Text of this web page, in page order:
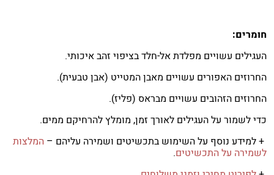
חומרים:
העגילים עשויים מפלדת אל-חלד בציפוי זהב איכותי.
החרוזים האפורים עשויים מאבן המטייט (אבן טבעית).
החרוזים הזהובים עשויים מבראס (פליז).
כדי לשמור על העגילים לאורך זמן, מומלץ להרחיקם ממים.
+ למידע נוסף על השימוש בתכשיטים ושמירה עליהם – המלצות
לשמירה על התכשיטים.